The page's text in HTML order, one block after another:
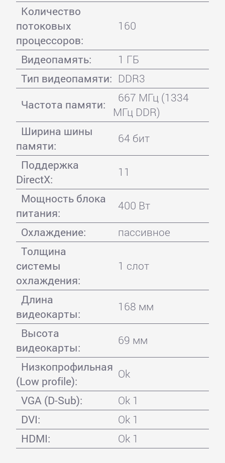
Количество
потоковых
процессоров:
160
Видеопамять:
1 ГБ
Тип видеопамяти: DDR3
Частота памяти:
667 МГц (1334
МГц DDR)
Ширина шины
памяти:
64 бит
Поддержка
DirectX:
11
Мощность блока
питания:
400 Вт
Охлаждение:
пассивное
Толщина
системы
охлаждения:
1 слот
Длина
видеокарты:
168 мм
Высота
видеокарты:
69 мм
Низкопрофильная
(Low profile):
Ok
VGA (D-Sub):
Ok 1
DVI:
Ok 1
HDMI:
Ok 1